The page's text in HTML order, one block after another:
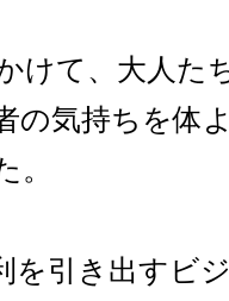
けて、大人た
の気持ちを体
を引き出すビ